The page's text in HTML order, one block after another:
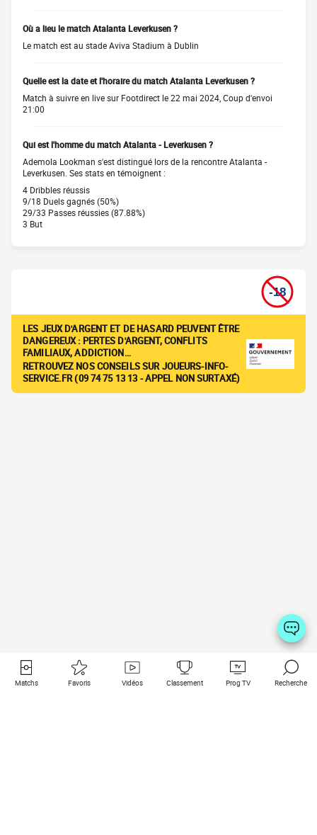
Où a lieu le match Atalanta Leverkusen ?
Le match est au stade Aviva Stadium à Dublin
Quelle est la date et l'horaire du match Atalanta Leverkusen ?
Match à suivre en live sur Footdirect le 22 mai 2024, Coup d'envoi
21:00
Qui est l'homme du match Atalanta - Leverkusen ?
Ademola Lookman s'est distingué lors de la rencontre Atalanta -
Leverkusen. Ses stats en témoignent :
4 Dribbles réussis
9/18 Duels gagnés (50%)
29/33 Passes réussies (87.88%)
3 But
LES JEUX D'ARGENT ET DE HASARD PEUVENT ÊTRE
DANGEREUX : PERTES D'ARGENT, CONFLITS
FAMILIAUX, ADDICTION…
RETROUVEZ NOS CONSEILS SUR JOUEURS-INFO-
SERVICE.FR (09 74 75 13 13 - APPEL NON SURTAXÉ)
Matchs Favoris Vidéos Classement Prog TV Recherche